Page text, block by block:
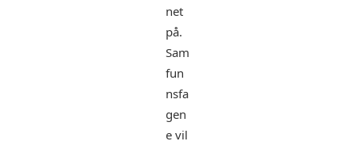
net
på.
Sam
fun
nsfa
gen
e vil